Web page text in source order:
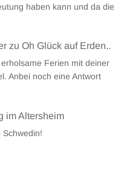
haben kann und da die
zu Oh Glück auf Erden..
Ferien mit deiner
Anbei noch eine Antwort
im Altersheim
Schwedin!